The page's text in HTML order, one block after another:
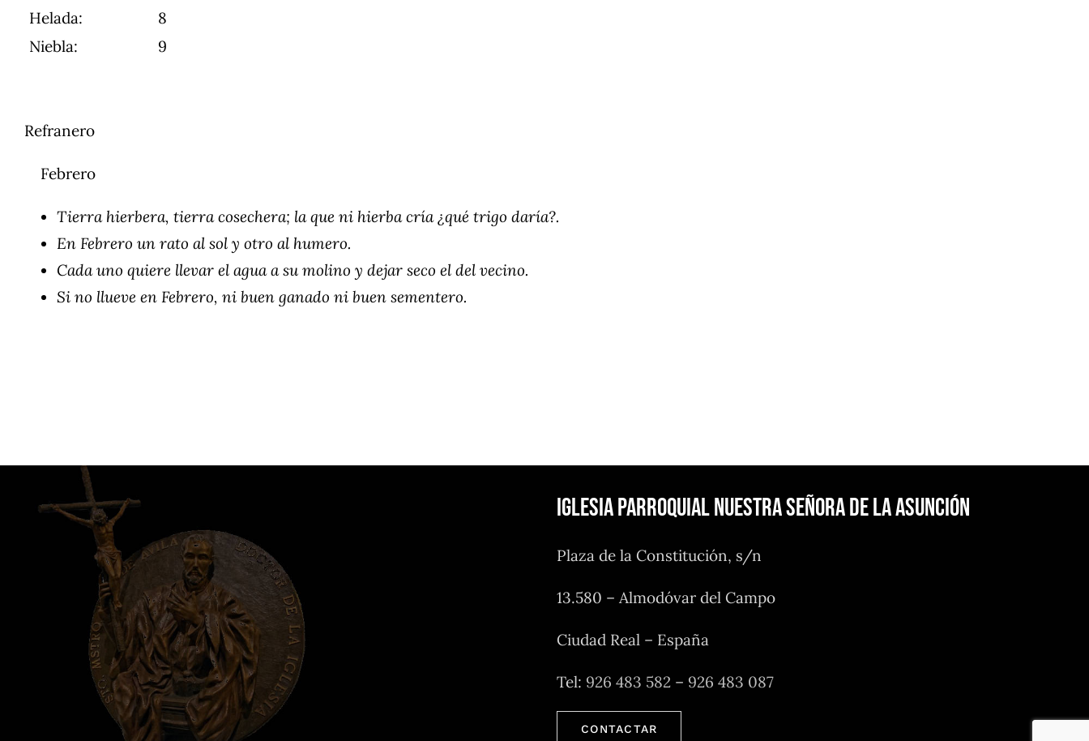
Helada:
8
Niebla:
9
Refranero
Febrero
Tierra hierbera, tierra cosechera; la que ni hierba cría ¿qué trigo daría?.
En Febrero un rato al sol y otro al humero.
Cada uno quiere llevar el agua a su molino y dejar seco el del vecino.
Si no llueve en Febrero, ni buen ganado ni buen sementero.
Iglesia Parroquial Nuestra Señora de la Asunción
Plaza de la Constitución, s/n
13.580 – Almodóvar del Campo
Ciudad Real – España
Tel: 926 483 582 – 926 483 087
CONTACTAR